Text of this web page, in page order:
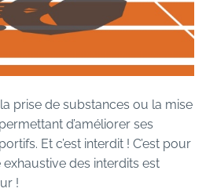
prise de substances ou la mise
d’améliorer ses
Et c’est interdit ! C’est pour
exhaustive des interdits est
!